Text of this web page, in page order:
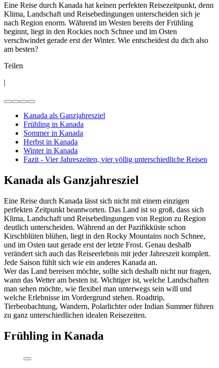
Eine Reise durch Kanada hat keinen perfekten Reisezeitpunkt, denn
Klima, Landschaft und Reisebedingungen unterscheiden sich je
nach Region enorm. Während im Westen bereits der Frühling
beginnt, liegt in den Rockies noch Schnee und im Osten
verschwindet gerade erst der Winter. Wie entscheidest du dich also
am besten?
Teilen
|
Kanada als Ganzjahresziel
Frühling in Kanada
Sommer in Kanada
Herbst in Kanada
Winter in Kanada
Fazit - Vier Jahreszeiten, vier völlig unterschiedliche Reisen
Kanada als Ganzjahresziel
Eine Reise durch Kanada lässt sich nicht mit einem einzigen
perfekten Zeitpunkt beantworten. Das Land ist so groß, dass sich
Klima, Landschaft und Reisebedingungen von Region zu Region
deutlich unterscheiden. Während an der Pazifikküste schon
Kirschblüten blühen, liegt in den Rocky Mountains noch Schnee,
und im Osten taut gerade erst der letzte Frost. Genau deshalb
verändert sich auch das Reiseerlebnis mit jeder Jahreszeit komplett.
Jede Saison fühlt sich wie ein anderes Kanada an.
Wer das Land bereisen möchte, sollte sich deshalb nicht nur fragen,
wann das Wetter am besten ist. Wichtiger ist, welche Landschaften
man sehen möchte, wie flexibel man unterwegs sein will und
welche Erlebnisse im Vordergrund stehen. Roadtrip,
Tierbeobachtung, Wandern, Polarlichter oder Indian Summer führen
zu ganz unterschiedlichen idealen Reisezeiten.
Frühling in Kanada